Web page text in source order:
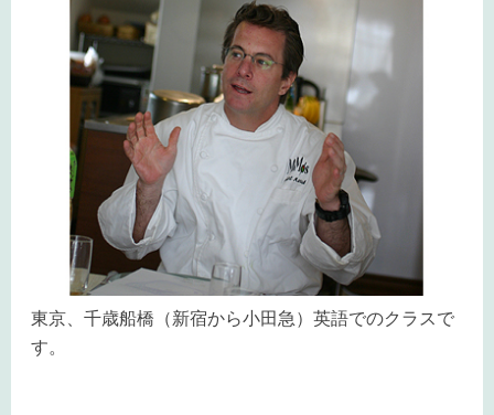
東京、千歳船橋（新宿から小田急）英語でのクラスで
す。